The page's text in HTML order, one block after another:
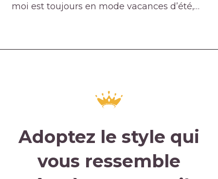
moi est toujours en mode vacances d’été,…
Adoptez le style qui
vous ressemble